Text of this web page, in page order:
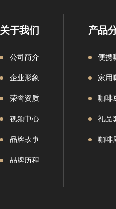
关于我们
公司简介
企业形象
荣誉资质
视频中心
品牌故事
品牌历程
产品
便携
家用
咖啡
礼品
咖啡